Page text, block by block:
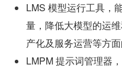
LMS 模型运行工具，
量，降低大模型的运
产化及服务运营等方面
LMPM 提示词管理器